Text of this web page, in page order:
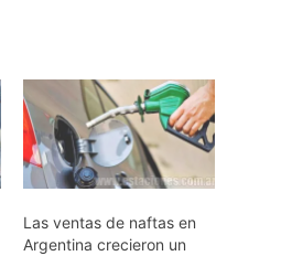
Las ventas de naftas en
Argentina crecieron un